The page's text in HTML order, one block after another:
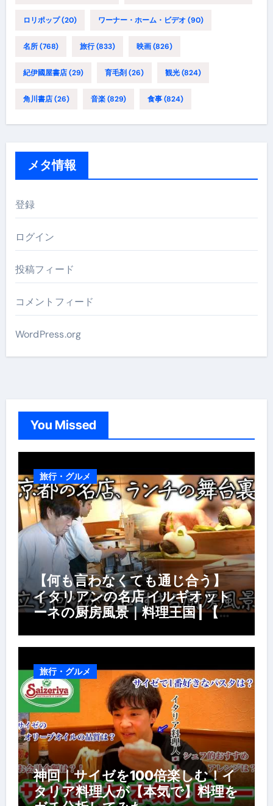
ロリポップ(20) ワーナー・ホーム・ビデオ (90)
名所(768) 旅行(833) 映画(826)
紀伊國屋書店(29) 育毛剤(26) 観光(824)
角川書店(26) 音楽(829) 食事(824)
メタ情報
登録
ログイン
投稿フィード
コメントフィード
WordPress.org
You Missed
旅行・グルメ
【何も言わなくても通じ合う】
イタリアンの名店 イルギオット
ーネの厨房風景｜料理王国 | 【厨
風景】
旅行・グルメ
神回｜サイゼを100倍楽しむ！イ
タリア料理人が【本気で】料理を